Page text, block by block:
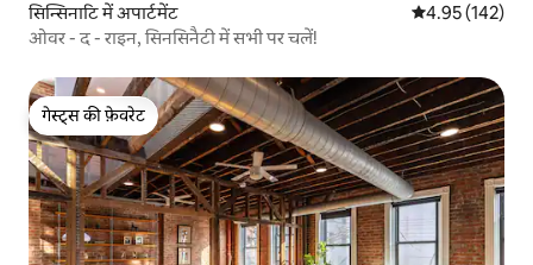
सिन्सिनाटि में अपार्टमेंट औसत रेटिंग 5 में से
4.95 (142)
ओवर - द - राइन, सिनसिनैटी में सभी पर चलें!
गेस्ट्स की फ़ेवरेट
गेस्ट्स की फ़ेवरेट